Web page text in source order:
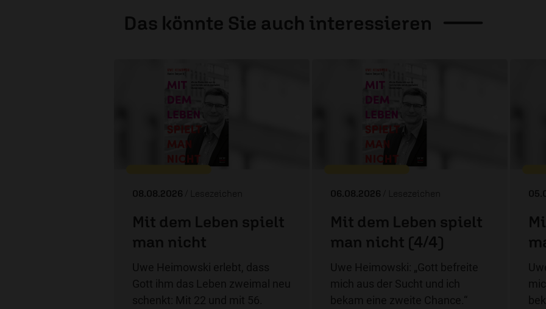
Das könnte Sie auch interessieren
08.08.2026 / Lesezeichen
Mit dem Leben spielt
man nicht
Uwe Heimowski erlebt, dass
Gott ihm das Leben zweimal neu
schenkt: Mit 22 und mit 56.
06.08.2026 / Lesezeichen
Mit dem Leben spielt
man nicht (4/4)
Uwe Heimowski: „Gott befreite
mich aus der Sucht und ich
bekam eine zweite Chance.“